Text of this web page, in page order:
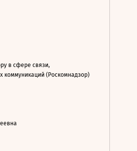
в сфере связи,
коммуникаций (Роскомнадзор)